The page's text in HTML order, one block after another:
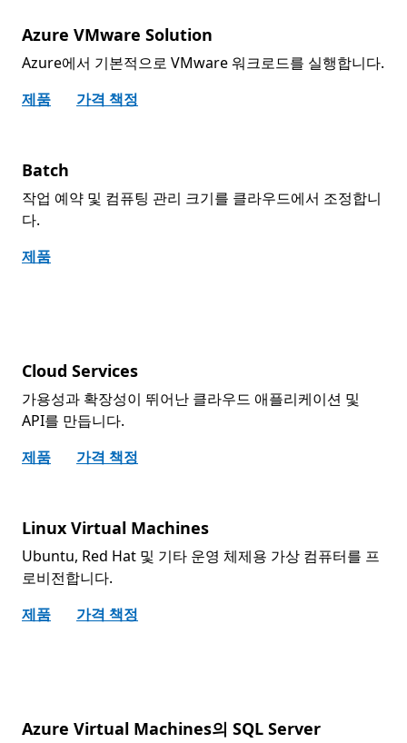
Azure VMware Solution
Azure에서 기본적으로 VMware 워크로드를 실행합니다.
제품
가격 책정
Batch
작업 예약 및 컴퓨팅 관리 크기를 클라우드에서 조정합니
다.
제품
Cloud Services
가용성과 확장성이 뛰어난 클라우드 애플리케이션 및
API를 만듭니다.
제품
가격 책정
Linux Virtual Machines
Ubuntu, Red Hat 및 기타 운영 체제용 가상 컴퓨터를 프
로비전합니다.
제품
가격 책정
Azure Virtual Machines의 SQL Server